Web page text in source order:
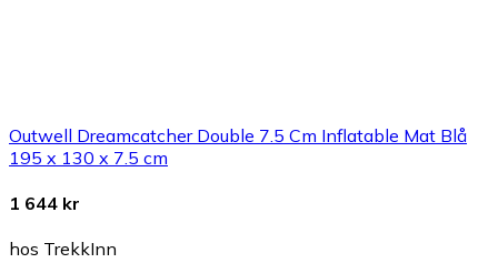
Outwell Dreamcatcher Double 7.5 Cm Inflatable Mat Blå
195 x 130 x 7.5 cm
1 644 kr
hos TrekkInn